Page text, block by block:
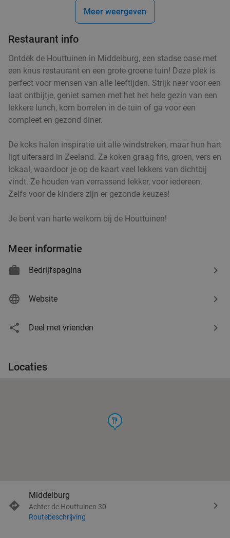
Meer weergeven
Restaurant info
Ontdek de Houttuinen in Middelburg, een stadse oase met
een knus restaurant en een grote groene tuin! Deze plek is
perfect voor mensen van alle leeftijden. Strijk neer voor een
laat ontbijtje, geniet samen met het het hele gezin van een
lekkere lunch, kom borrelen in de tuin of ga voor een
compleet en gezond diner.
De koks halen inspiratie uit alle windstreken, maar hun hart
ligt uiteraard in Zeeland. Ze koken graag fris, groen, vers en
lokaal, waardoor je op de kaart veel lekkers van dichtbij
vindt. Ze houden van verrassend lekker, voor iedereen.
Zelfs voor de kinders zijn er gezonde keuzes!
Je bent van harte welkom bij de Houttuinen!
Meer informatie
Bedrijfspagina
Website
Deel met vrienden
Locaties
food
Middelburg
Achter de Houttuinen 30
Routebeschrijving